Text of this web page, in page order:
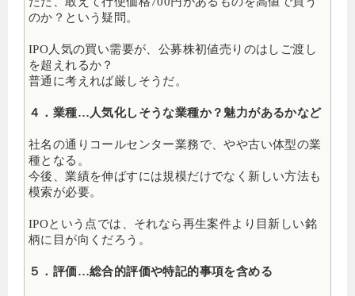
のか？という疑問。
IPO人気の買い需要が、公募株初値売りのはしご渡し
を超えれるか？
普通に考えれば厳しそうだ。
４．業種…人気化しそうな業種か？魅力があるかなど
社名の通りコールセンター業務で、やや古い体型の業
種となる。
今後、業績を伸ばすには規模だけでなく新しい方法も
模索が必要。
IPOという点では、それなら再生案件より目新しい銘
柄に目が向くだろう。
５．評価…総合的評価や特記的事項を含める